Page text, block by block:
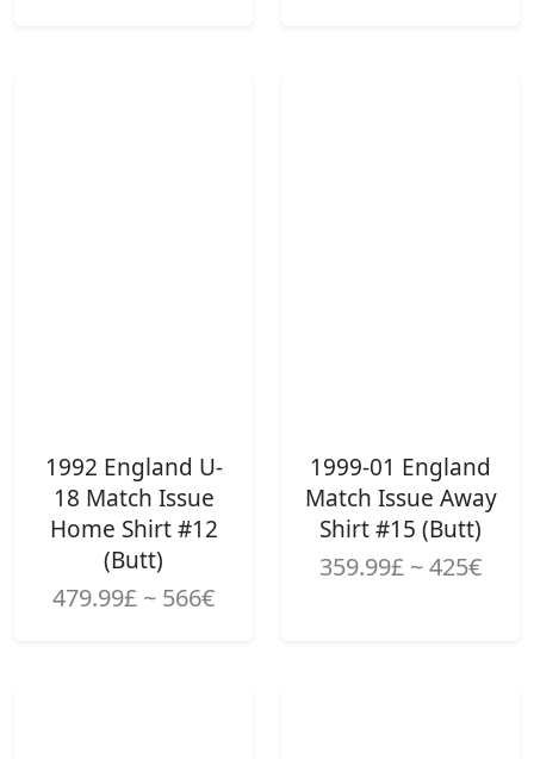
1992 England U-
18 Match Issue
Home Shirt #12
(Butt)
479.99£ ~ 566€
1999-01 England
Match Issue Away
Shirt #15 (Butt)
359.99£ ~ 425€